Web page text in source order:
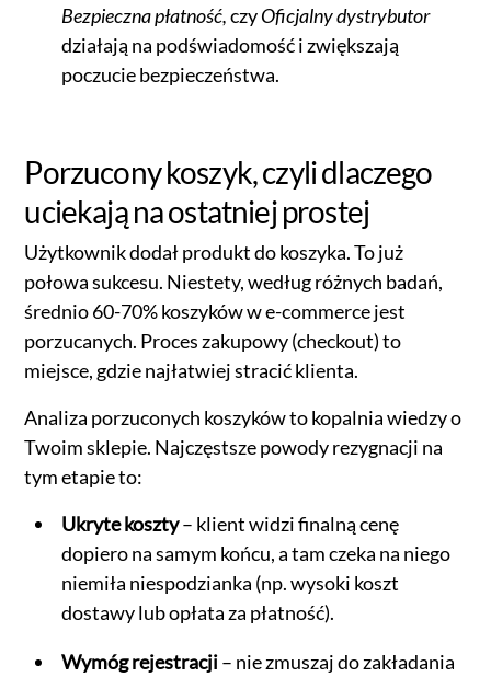
Bezpieczna płatność,czyOficjalny dystrybutor
działają na podświadomość i zwiększają
poczucie bezpieczeństwa.
Porzucony koszyk, czyli dlaczego
uciekają na ostatniej prostej
Użytkownik dodał produkt do koszyka. To już
połowa sukcesu. Niestety, według różnych badań,
średnio 60-70% koszyków w e-commerce jest
porzucanych. Proces zakupowy (checkout) to
miejsce, gdzie najłatwiej stracić klienta.
Analiza porzuconych koszyków to kopalnia wiedzy o
Twoim sklepie. Najczęstsze powody rezygnacji na
tym etapie to:
Ukryte koszty– klient widzi finalną cenę
dopiero na samym końcu, a tam czeka na niego
niemiła niespodzianka (np. wysoki koszt
dostawy lub opłata za płatność).
Wymóg rejestracji– nie zmuszaj do zakładania